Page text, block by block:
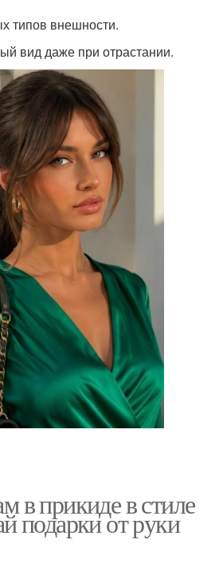
типов внешности.
вид даже при отрастании.
в прикиде в стиле
подарки от руки